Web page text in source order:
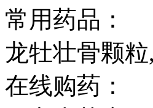
常用药品：
龙牡壮骨颗
在线购药：